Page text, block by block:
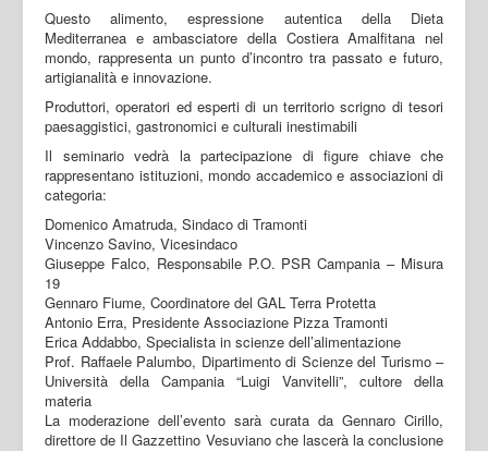
Questo alimento, espressione autentica della Dieta
Mediterranea e ambasciatore della Costiera Amalfitana nel
mondo, rappresenta un punto d’incontro tra passato e futuro,
artigianalità e innovazione.
Produttori, operatori ed esperti di un territorio scrigno di tesori
paesaggistici, gastronomici e culturali inestimabili
Il seminario vedrà la partecipazione di figure chiave che
rappresentano istituzioni, mondo accademico e associazioni di
categoria:
Domenico Amatruda, Sindaco di Tramonti
Vincenzo Savino, Vicesindaco
Giuseppe Falco, Responsabile P.O. PSR Campania – Misura
19
Gennaro Fiume, Coordinatore del GAL Terra Protetta
Antonio Erra, Presidente Associazione Pizza Tramonti
Erica Addabbo, Specialista in scienze dell’alimentazione
Prof. Raffaele Palumbo, Dipartimento di Scienze del Turismo –
Università della Campania “Luigi Vanvitelli”, cultore della
materia
La moderazione dell’evento sarà curata da Gennaro Cirillo,
direttore de Il Gazzettino Vesuviano che lascerà la conclusione